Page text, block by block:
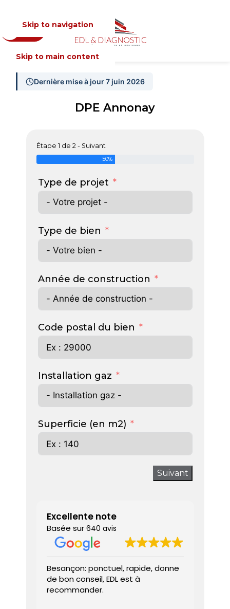
Skip to navigation
Skip to main content
MENU
Dernière mise à jour 7 juin 2026
DPE Annonay
Étape 1 de 2 - Suivant
50%
Type de projet
Type de bien
Année de construction
Code postal du bien
Installation gaz
Superficie (en m2)
Suivant
Excellente note
Basée sur 640 avis
Besançon: ponctuel, rapide, donne
de bon conseil, EDL est à
recommander.